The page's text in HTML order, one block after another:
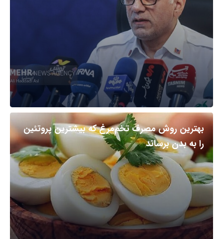
بهترین روش مصرف تخم‌مرغ که بیشترین پروتئین
را به بدن برساند